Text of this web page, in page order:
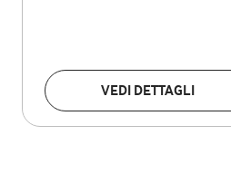
VEDI DETTAGLI